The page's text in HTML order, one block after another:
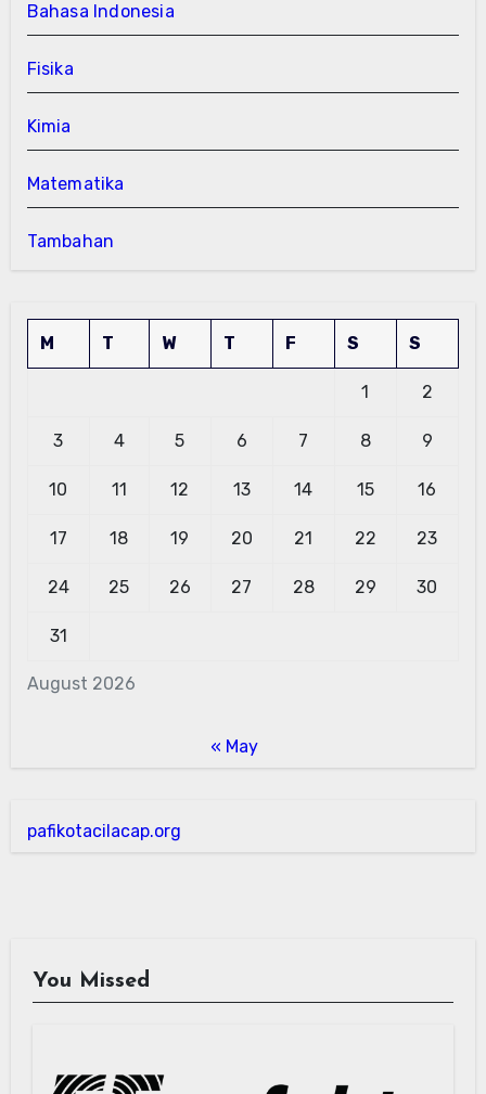
Bahasa Indonesia
Fisika
Kimia
Matematika
Tambahan
August 2026
M T W T F S S
1 2
3 4 5 6 7 8 9
10 11 12 13 14 15 16
17 18 19 20 21 22 23
24 25 26 27 28 29 30
31
« May
pafikotacilacap.org
You Missed